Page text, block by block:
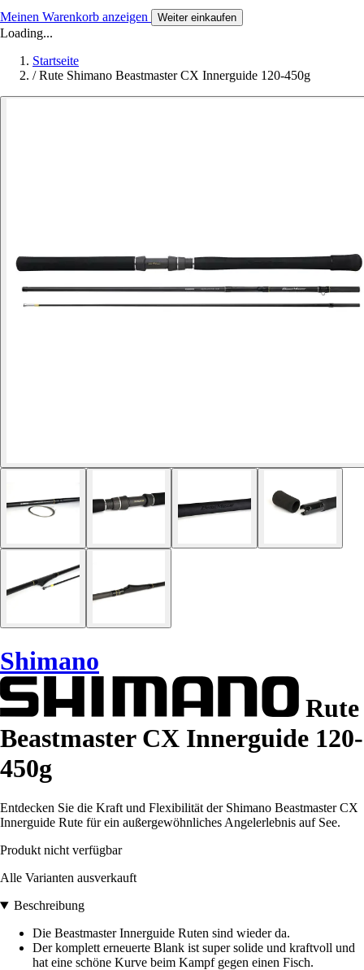
Meinen Warenkorb anzeigen Weiter einkaufen
Loading...
Startseite
/ Rute Shimano Beastmaster CX Innerguide 120-450g
Shimano
Rute
Beastmaster CX Innerguide 120-
450g
Entdecken Sie die Kraft und Flexibilität der Shimano Beastmaster CX
Innerguide Rute für ein außergewöhnliches Angelerlebnis auf See.
Produkt nicht verfügbar
Alle Varianten ausverkauft
Beschreibung
Die Beastmaster Innerguide Ruten sind wieder da.
Der komplett erneuerte Blank ist super solide und kraftvoll und
hat eine schöne Kurve beim Kampf gegen einen Fisch.